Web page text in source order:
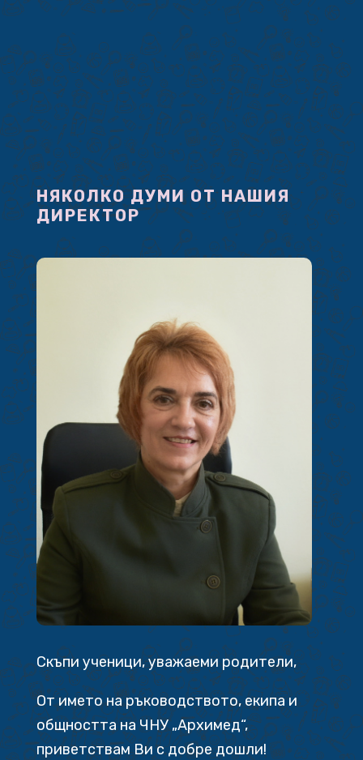
НЯКОЛКО ДУМИ ОТ НАШИЯ
ДИРЕКТОР
Скъпи ученици, уважаеми родители,
От името на ръководството, екипа и
общността на ЧНУ „Архимед“,
приветствам Ви с добре дошли!